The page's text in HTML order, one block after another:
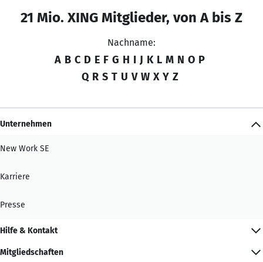
21 Mio. XING Mitglieder, von A bis Z
Nachname:
A B C D E F G H I J K L M N O P
Q R S T U V W X Y Z
Unternehmen
New Work SE
Karriere
Presse
Hilfe & Kontakt
Mitgliedschaften